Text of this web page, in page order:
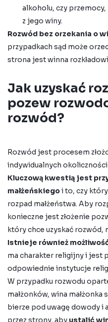
alkoholu, czy
z jego winy.
Rozwód bez orzekania o
przypadkach sąd może
strona jest winna
Jak uzyskać
pozew
rozwód?
Rozwód jest procesem
indywidualnych
Kluczową kwestią jest
małżeńskiegoi to, czy
rozpad małżeństwa. Aby
konieczne jest złożenie
który chce uzyskać rozwód,
Istnieje również
ma charakter religijny i jest
odpowiednie instytucje
W przypadku rozwodu
małżonków, wina małżonka
bierze pod uwagę dowody i
przez strony, aby ustalić